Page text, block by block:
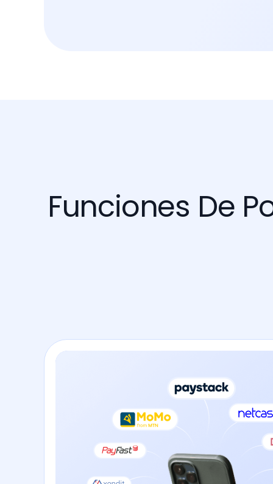
Funciones De